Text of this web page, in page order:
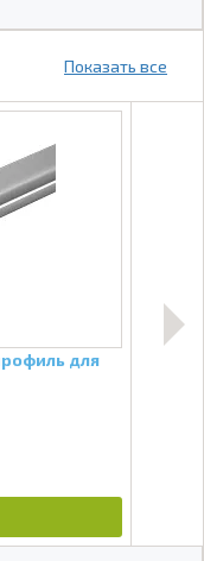
Показать все
для